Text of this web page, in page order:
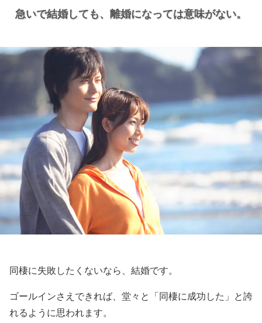
急いで結婚しても、 離婚になっては意味がない。
同棲に失敗したくないなら、結婚です。
ゴールインさえできれば、堂々と「同棲に成功した」と誇
れるように思われます。